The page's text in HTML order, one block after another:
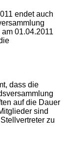
endet auch
01.04.2011
dass die
auf die Dauer
sind
zu